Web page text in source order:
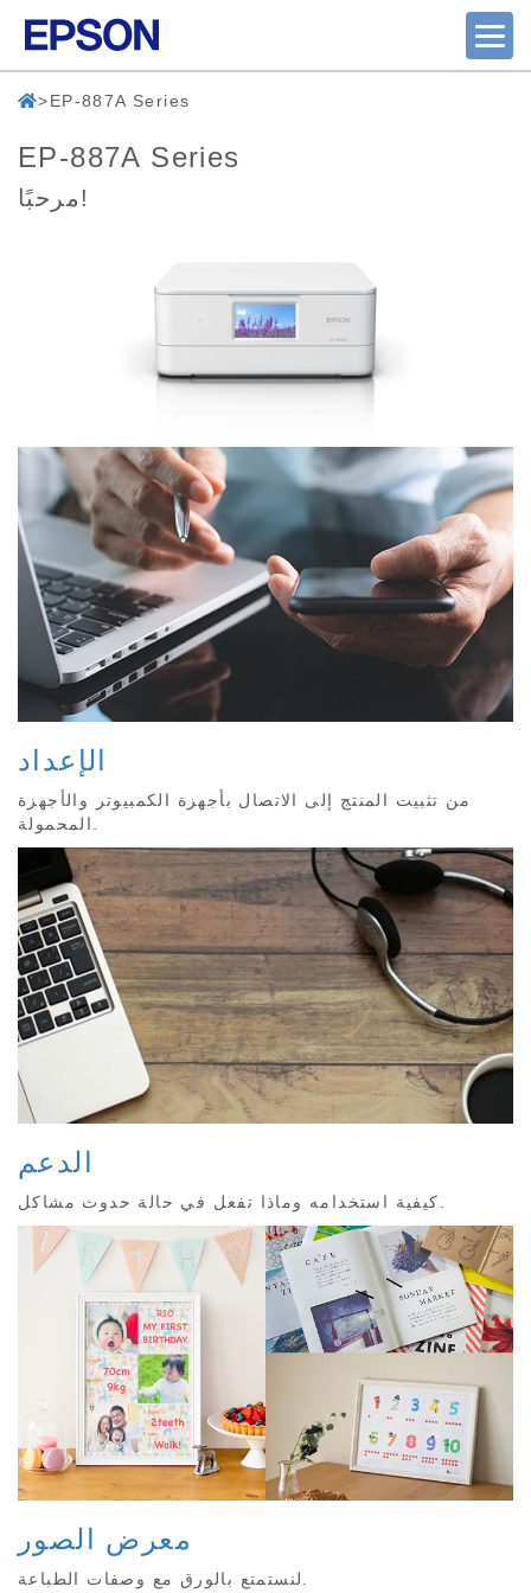
EP-887A Series
EP-887A Series
مرحبًا!
الإعداد
من تثبيت المنتج إلى الاتصال بأجهزة الكمبيوتر والأجهزة
المحمولة.
الدعم
معرض الصور